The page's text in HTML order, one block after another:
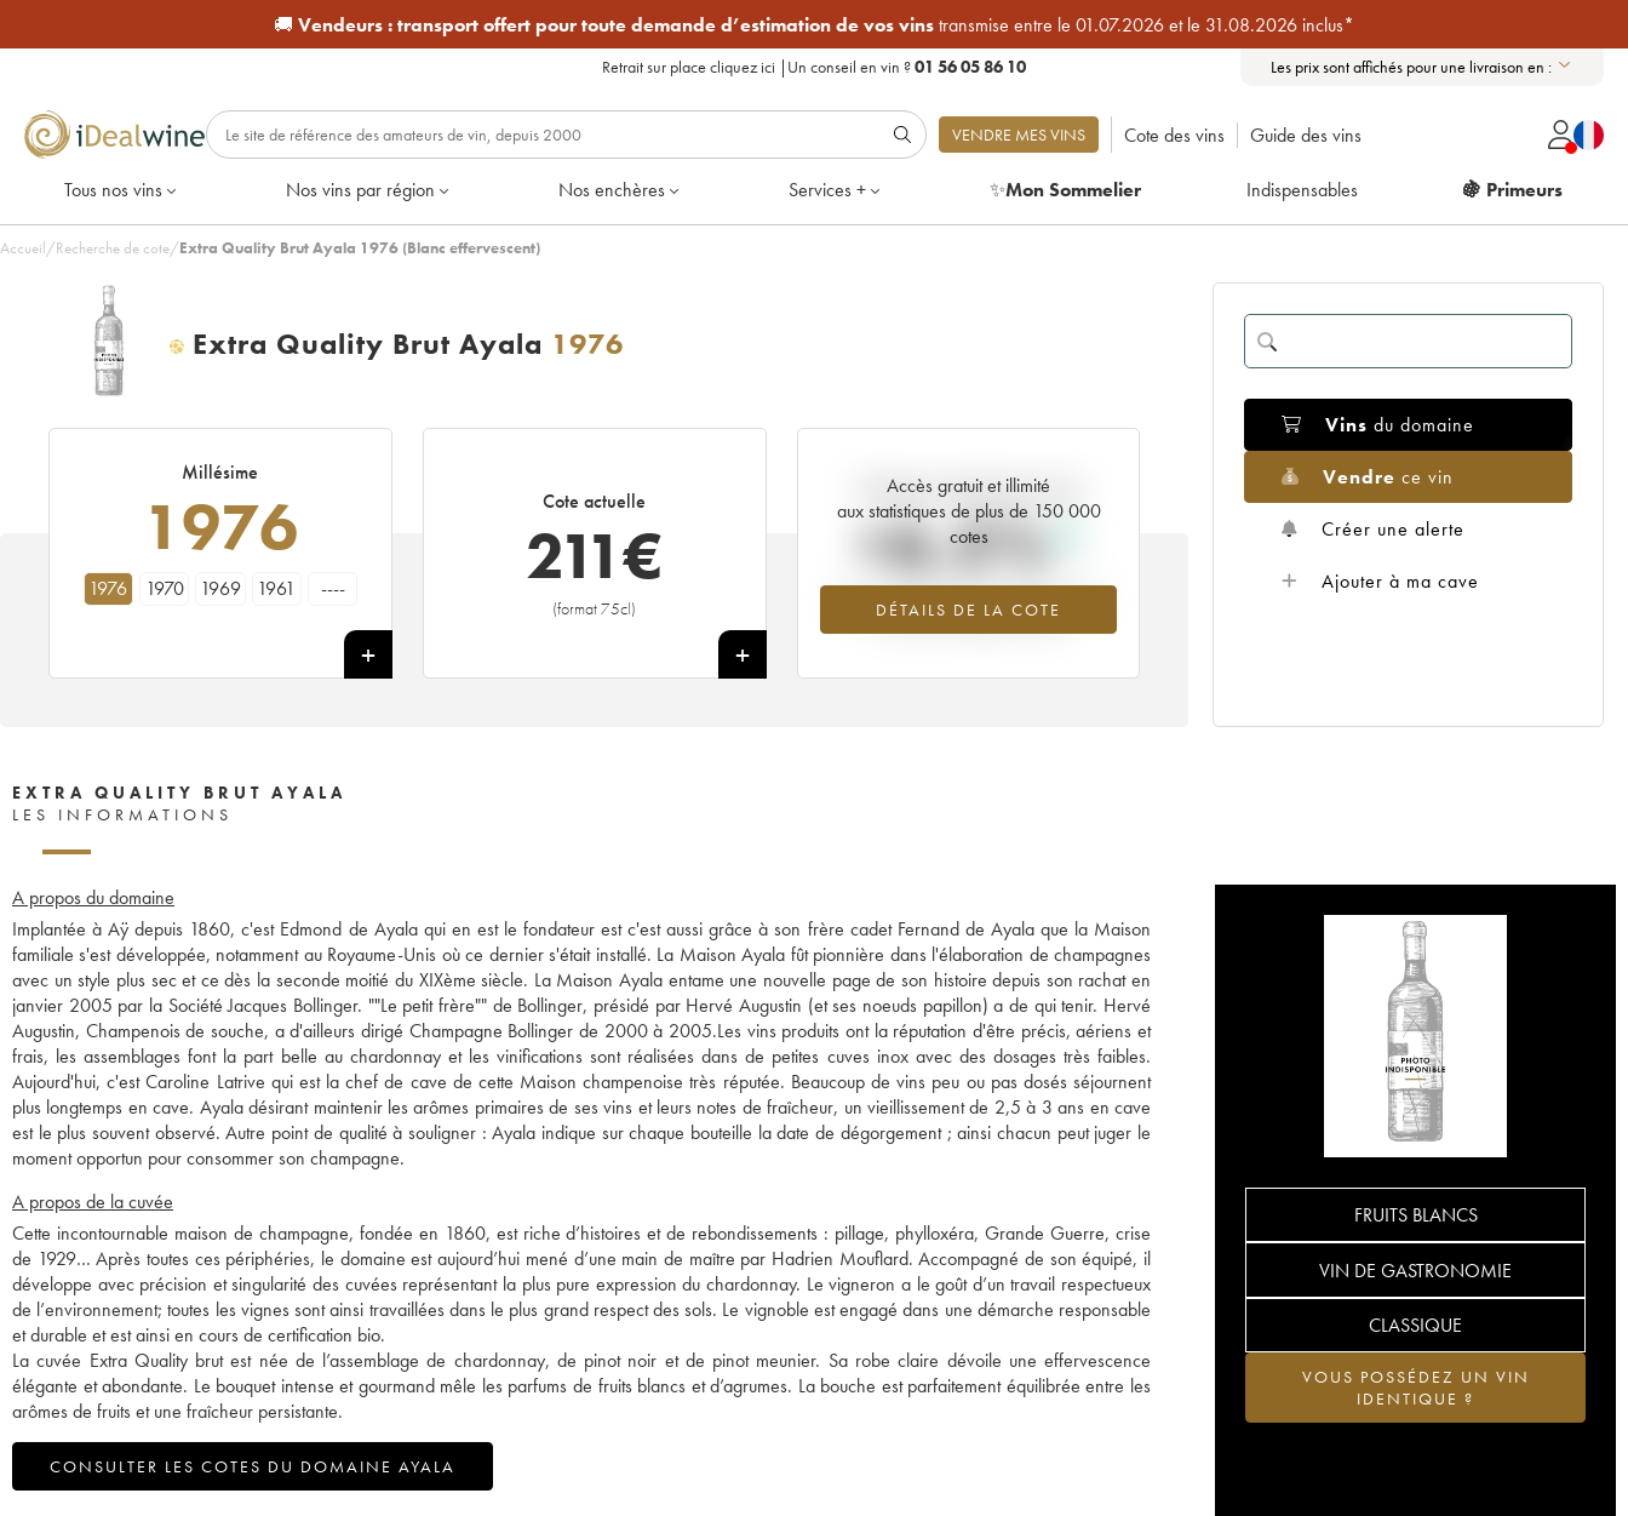
🚚 Vendeurs :transport offert pour toute demande d’estimation de vos vinstransmise entre le 01.07.2026 et le 31.08.2026 inclus*
Retrait sur place cliquez ici | Un conseil en vin ?01 56 05 86 10 Les prix sont affichés pour une livraison en :
VENDRE MES VINS Cote des vins Guide des vins
Tous nos vins Nos vins par région Nos enchères Services + ✨Mon Sommelier Indispensables 🍇 Primeurs
Accueil/Recherche de cote/Extra Quality Brut Ayala 1976 (Blanc effervescent)
H Extra Quality Brut Ayala 1976
Millésime
1976
1976 1970 1969 1961 ----
Cote actuelle
211€
(format 75cl)
+
Accès gratuit et illimité
aux statistiques de plus de 150 000
cotes
DÉTAILS DE LA COTE
Tendance actuelle de la cote
+6.5%
Tendance à la hausse du millésime 1976
en 2026 par rapport à 2025
Vins du domaine
Vendre ce vin
Créer une alerte
Ajouter à ma cave
EXTRA QUALITY BRUT AYALA
LES INFORMATIONS
A propos du domaine
Implantée à Aÿ depuis 1860, c'est Edmond de Ayala qui en est le fondateur est c'est aussi grâce à son frère cadet Fernand de Ayala que la Maison
familiale s'est développée, notamment au Royaume-Unis où ce dernier s'était installé. La Maison Ayala fût pionnière dans l'élaboration de champagnes
avec un style plus sec et ce dès la seconde moitié du XIXème siècle. La Maison Ayala entame une nouvelle page de son histoire depuis son rachat en
janvier 2005 par la Société Jacques Bollinger. ""Le petit frère"" de Bollinger, présidé par Hervé Augustin (et ses noeuds papillon) a de qui tenir. Hervé
Augustin, Champenois de souche, a d'ailleurs dirigé Champagne Bollinger de 2000 à 2005.Les vins produits ont la réputation d'être précis, aériens et
frais, les assemblages font la part belle au chardonnay et les vinifications sont réalisées dans de petites cuves inox avec des dosages très faibles.
Aujourd'hui, c'est Caroline Latrive qui est la chef de cave de cette Maison champenoise très réputée. Beaucoup de vins peu ou pas dosés séjournent
plus longtemps en cave. Ayala désirant maintenir les arômes primaires de ses vins et leurs notes de fraîcheur, un vieillissement de 2,5 à 3 ans en cave
est le plus souvent observé. Autre point de qualité à souligner : Ayala indique sur chaque bouteille la date de dégorgement ; ainsi chacun peut juger le
moment opportun pour consommer son champagne.
A propos de la cuvée
Cette incontournable maison de champagne, fondée en 1860, est riche d’histoires et de rebondissements : pillage, phylloxéra, Grande Guerre, crise
de 1929… Après toutes ces périphéries, le domaine est aujourd’hui mené d’une main de maître par Hadrien Mouflard. Accompagné de son équipé, il
développe avec précision et singularité des cuvées représentant la plus pure expression du chardonnay. Le vigneron a le goût d’un travail respectueux
de l’environnement; toutes les vignes sont ainsi travaillées dans le plus grand respect des sols. Le vignoble est engagé dans une démarche responsable
et durable et est ainsi en cours de certification bio.
La cuvée Extra Quality brut est née de l’assemblage de chardonnay, de pinot noir et de pinot meunier. Sa robe claire dévoile une effervescence
élégante et abondante. Le bouquet intense et gourmand mêle les parfums de fruits blancs et d’agrumes. La bouche est parfaitement équilibrée entre les
arômes de fruits et une fraîcheur persistante.
CONSULTER LES COTES DU DOMAINE AYALA
FRUITS BLANCS
VIN DE GASTRONOMIE
CLASSIQUE
VOUS POSSÉDEZ UN VIN
IDENTIQUE ?